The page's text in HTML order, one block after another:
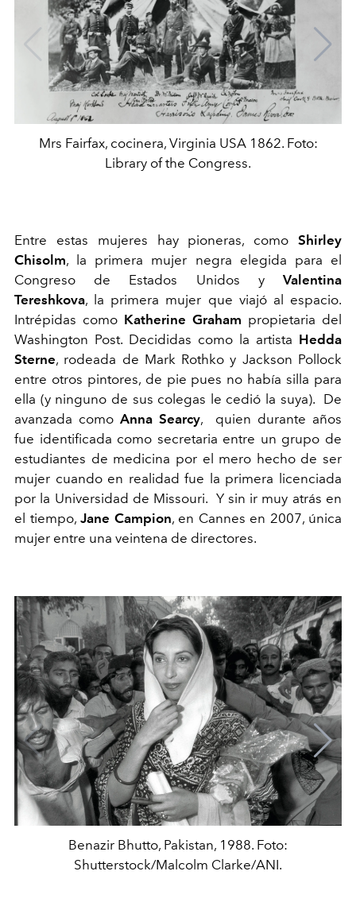
Mrs Fairfax, cocinera, Virginia USA 1862. Foto:
Library of the Congress.
Entre estas mujeres hay pioneras, como Shirley
Chisolm, la primera mujer negra elegida para el
Congreso de Estados Unidos y Valentina
Tereshkova, la primera mujer que viajó al espacio.
Intrépidas como Katherine Graham propietaria del
Washington Post. Decididas como la artista Hedda
Sterne, rodeada de Mark Rothko y Jackson Pollock
entre otros pintores, de pie pues no había silla para
ella (y ninguno de sus colegas le cedió la suya). De
avanzada como Anna Searcy, quien durante años
fue identificada como secretaria entre un grupo de
estudiantes de medicina por el mero hecho de ser
mujer cuando en realidad fue la primera licenciada
por la Universidad de Missouri. Y sin ir muy atrás en
el tiempo, Jane Campion, en Cannes en 2007, única
mujer entre una veintena de directores.
Benazir Bhutto, Pakistan, 1988. Foto:
Shutterstock/Malcolm Clarke/ANI.